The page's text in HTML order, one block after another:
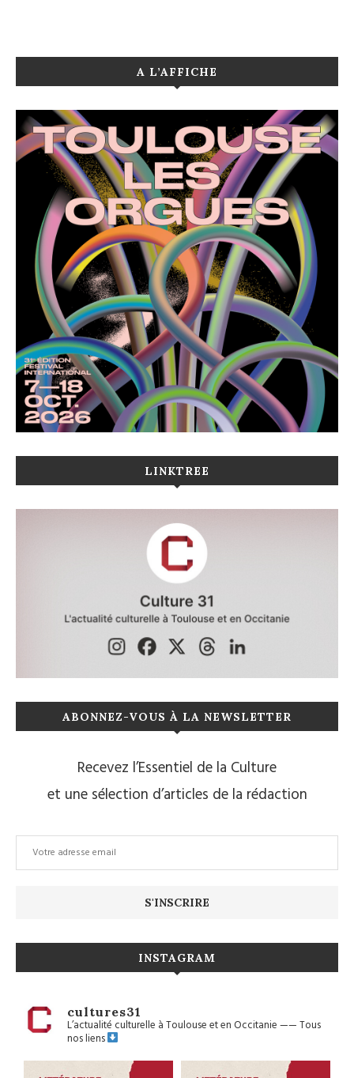
A L’AFFICHE
LINKTREE
ABONNEZ-VOUS À LA NEWSLETTER
Recevez l’Essentiel de la Culture
et une sélection d’articles de la rédaction
INSTAGRAM
cultures31
L’actualité culturelle à Toulouse et en Occitanie——Tous
nos liens